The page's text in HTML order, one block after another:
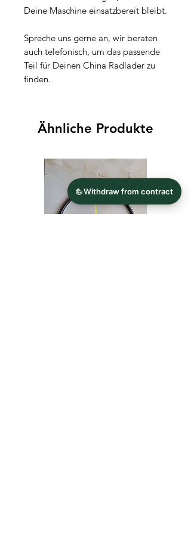
Deine Maschine einsatzbereit bleibt.
Spreche uns gerne an, wir beraten
auch telefonisch, um das passende
Teil für Deinen China Radlader zu
finden.
Ähnliche Produkte